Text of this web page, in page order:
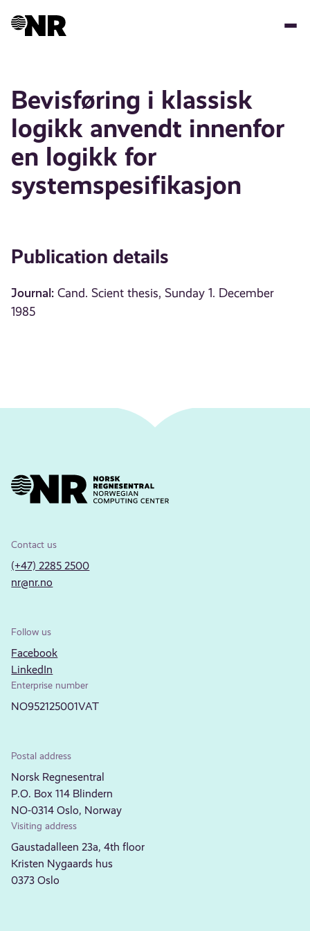
Bevisføring i klassisk
logikk anvendt innenfor
en logikk for
systemspesifikasjon
Publication details
Journal: Cand. Scient thesis, Sunday 1. December
1985
Contact us
(+47) 2285 2500
nr@nr.no
Follow us
Facebook
LinkedIn
Enterprise number
NO952125001VAT
Postal address
Norsk Regnesentral
P.O. Box 114 Blindern
NO-0314 Oslo, Norway
Visiting address
Gaustadalleen 23a, 4th floor
Kristen Nygaards hus
0373 Oslo